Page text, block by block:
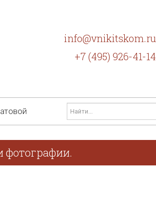
info@vnikitskom.ru
+7 (495) 926-41-14
фотографии.